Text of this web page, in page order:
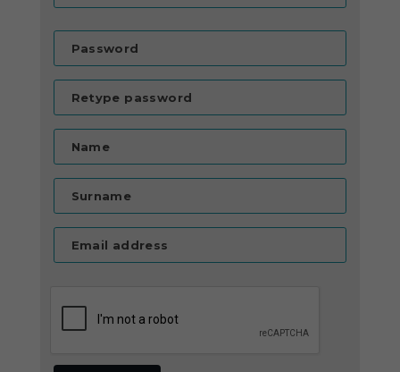
Password
Retype password
Name
Surname
Email address